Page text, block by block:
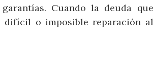
Cuando la deuda que
difícil o imposible reparación al